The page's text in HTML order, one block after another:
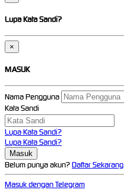
Lupa Kata Sandi?
×
MASUK
Nama Pengguna
Kata Sandi
Lupa Kata Sandi?
Lupa Kata Sandi?
Belum punya akun?Daftar Sekarang
Masuk dengan Telegram